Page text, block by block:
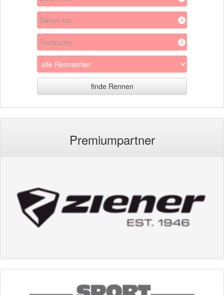
x
x
Premiumpartner